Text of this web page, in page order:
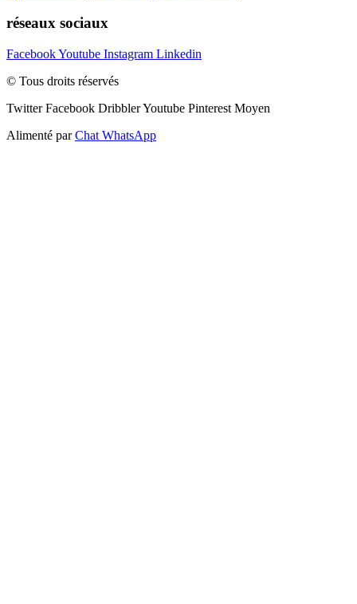
réseaux sociaux
FacebookYoutube Instagram Linkedin
© Tous droits réservés
Twitter Facebook DribblerYoutube Pinterest Moyen
Alimenté parChat WhatsApp